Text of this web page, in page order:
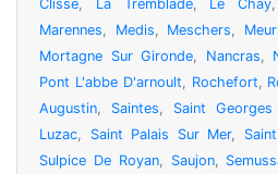
Clisse, La Tremblade, Le Chay
Marennes, Medis, Meschers,
Mortagne Sur Gironde, Nancras,
Pont L'abbe D'arnoult, Rochefort,
Augustin, Saintes, Saint
Luzac, Saint Palais Sur Mer,
Sulpice De Royan, Saujon,